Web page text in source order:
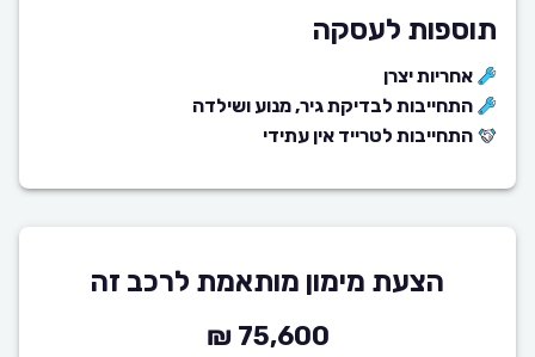
תוספות לעסקה
אחריות יצרן
התחייבות לבדיקת גיר, מנוע ושילדה
התחייבות לטרייד אין עתידי
הצעת מימון מותאמת לרכב זה
75,600 ₪